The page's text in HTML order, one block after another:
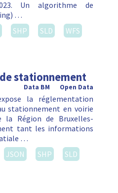
Un algorithme de
…
SHP SLD
WFS
stationnement
Open Data
Data BM
la réglementation
stationnement en voirie
la Région de Bruxelles-
tant les informations
…
JSON SHP
SLD